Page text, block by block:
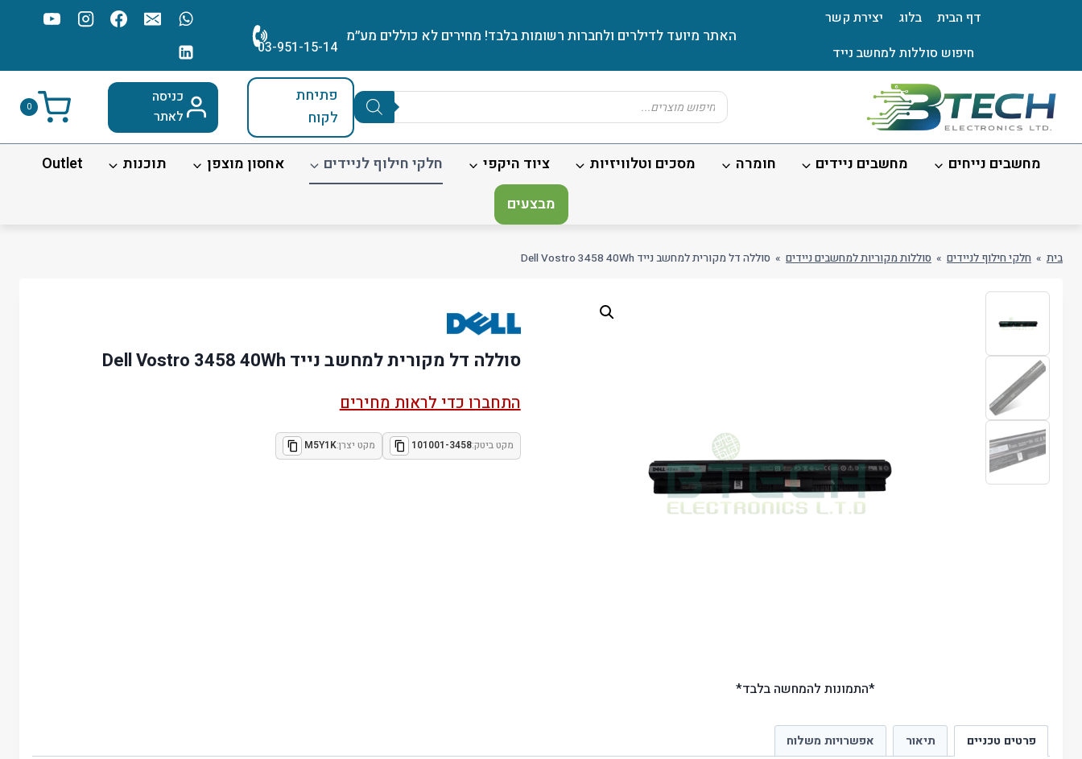
דף הבית בלוג
יצירת קשר
חיפוש סוללות למחשב נייד
האתר מיועד לדילרים ולחברות רשומות בלבד! מחירים לא כוללים מע׳׳מ
03-951-15-14
Products
search
פתיחת
לקוח
כניסה
לאתר
0
מחשבים נייחים מחשבים ניידים חומרה מסכים וטלוויזיות ציוד היקפי חלקי חילוף לניידים אחסון מוצפן תוכנות
Outlet
מבצעים
בית » חלקי חילוף לניידים » סוללות מקוריות למחשבים ניידים » סוללה דל מקורית למחשב נייד Dell Vostro 3458 40Wh
*התמונות להמחשה בלבד*
סוללה דל מקורית למחשב נייד Dell Vostro 3458 40Wh
התחברו כדי לראות מחירים
מקט ביטק:101001-3458 מקט יצרן:M5Y1K
פרטים טכניים תיאור אפשרויות משלוח